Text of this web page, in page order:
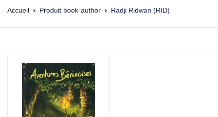
Accueil Produit book-author Radji Ridwan (RID)